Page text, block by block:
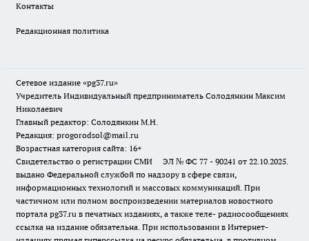
Контакты
Редакционная политика
Сетевое издание «pg37.ru»
Учредитель Индивидуальный предприниматель Солодянкин Максим
Николаевич
Главный редактор: Солодянкин М.Н.
Редакция: progorodsol@mail.ru
Возрастная категория сайта: 16+
Свидетельство о регистрации СМИ ЭЛ № ФС 77 - 90241 от 22.10.2025.
выдано Федеральной службой по надзору в сфере связи,
информационных технологий и массовых коммуникаций. При
частичном или полном воспроизведении материалов новостного
портала pg37.ru в печатных изданиях, а также теле- радиосообщениях
ссылка на издание обязательна. При использовании в Интернет-